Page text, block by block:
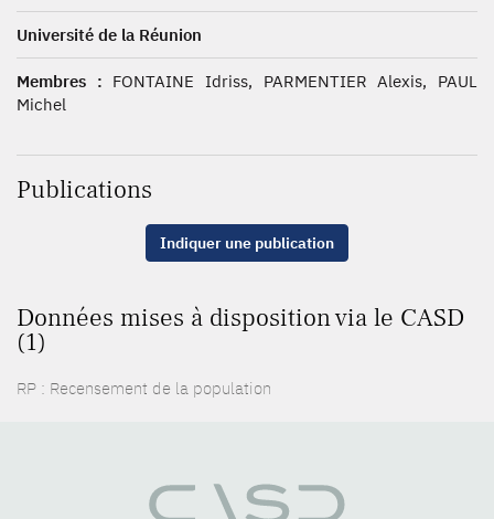
Université de la Réunion
Membres : FONTAINE Idriss, PARMENTIER Alexis, PAUL
Michel
Publications
Indiquer une publication
Données mises à disposition via le CASD
(1)
RP : Recensement de la population